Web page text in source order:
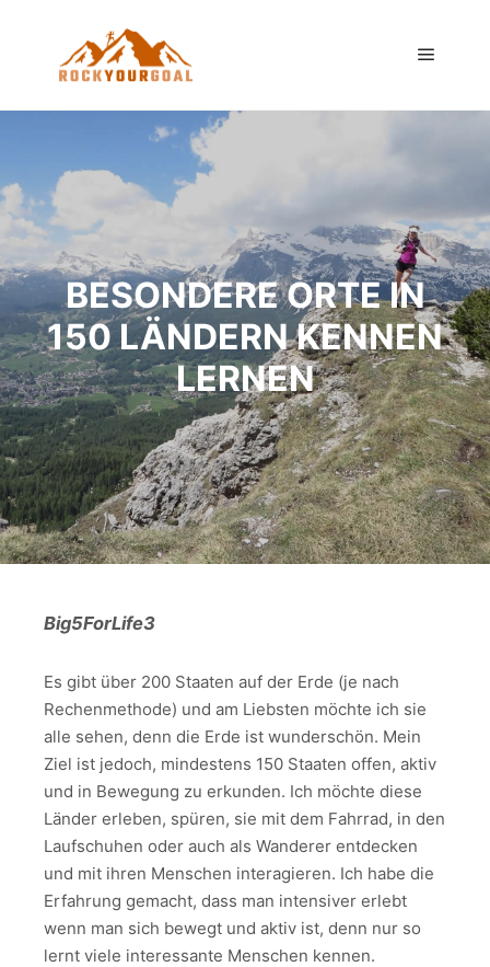
BESONDERE ORTE IN
150 LÄNDERN KENNEN
LERNEN
Big5ForLife3
Es gibt über 200 Staaten auf der Erde (je nach
Rechenmethode) und am Liebsten möchte ich sie
alle sehen, denn die Erde ist wunderschön. Mein
Ziel ist jedoch, mindestens 150 Staaten offen, aktiv
und in Bewegung zu erkunden. Ich möchte diese
Länder erleben, spüren, sie mit dem Fahrrad, in den
Laufschuhen oder auch als Wanderer entdecken
und mit ihren Menschen interagieren. Ich habe die
Erfahrung gemacht, dass man intensiver erlebt
wenn man sich bewegt und aktiv ist, denn nur so
lernt viele interessante Menschen kennen.